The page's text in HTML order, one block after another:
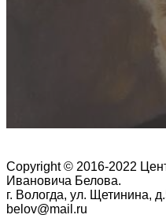
Copyright © 2016-2022
Ивановича Белова.
г. Вологда, ул. Щетинина,
belov@mail.ru